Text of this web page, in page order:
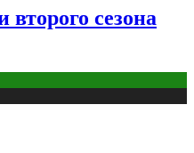
сезона